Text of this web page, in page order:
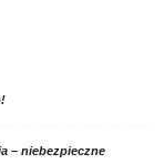
– niebezpieczne